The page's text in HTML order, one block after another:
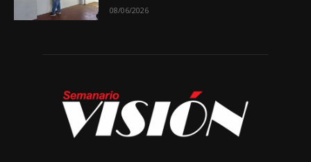
08/06/2026